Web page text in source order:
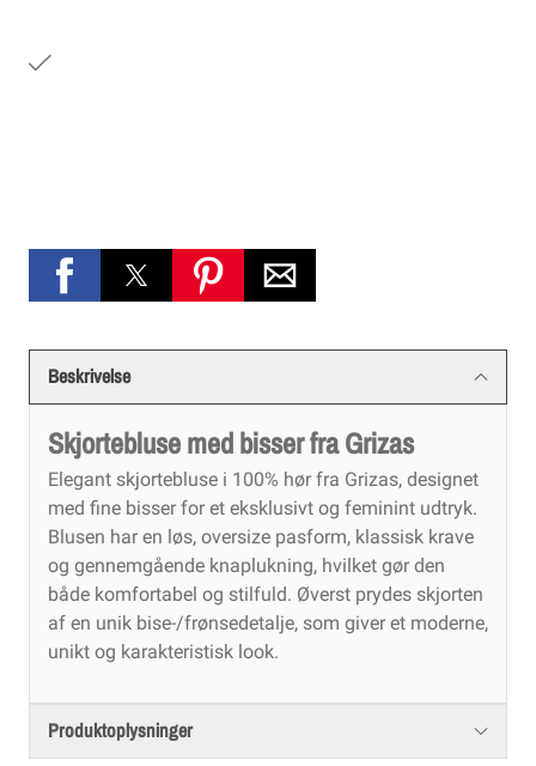
Beskrivelse
Skjortebluse med bisser fra Grizas
Elegant skjortebluse i 100% hør fra Grizas, designet
med fine bisser for et eksklusivt og feminint udtryk.
Blusen har en løs, oversize pasform, klassisk krave
og gennemgående knaplukning, hvilket gør den
både komfortabel og stilfuld. Øverst prydes skjorten
af en unik bise-/frønse­detalje, som giver et moderne,
unikt og karakteristisk look.
Produktoplysninger